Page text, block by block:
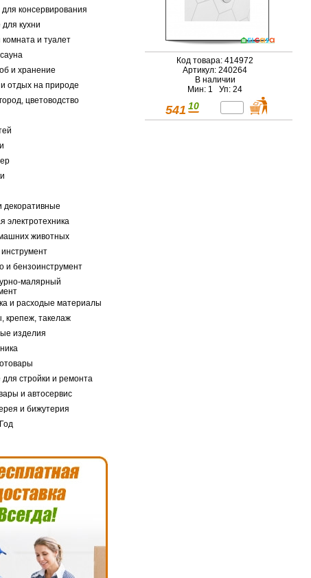
консервирования
кухни
комната и туалет
и хранение
и отдых на природе
цветоводство
декоративные
электротехника
животных
и бензоинструмент
малярный
и расходые материалы
крепеж, такелаж
изделия
для стройки и ремонта
и автосервис
и бижутерия
Код товара: 414972
Артикул: 240264
В наличии
Мин: 1 Уп: 24
541 10